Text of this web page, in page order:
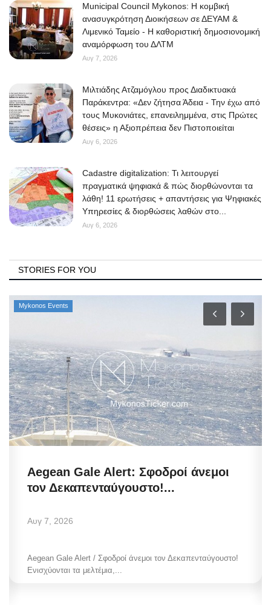
Municipal Council Mykonos: Η κομβική
ανασυγκρότηση Διοικήσεων σε ΔΕΥΑΜ &
Λιμενικό Ταμείο - Η καθοριστική δημοσιονομική
αναμόρφωση του ΔΛΤΜ
Αυγ 7, 2026
Μιλτιάδης Ατζαμόγλου προς Διαδικτυακά
Παράκεντρα: «Δεν ζήτησα Άδεια - Την έχω από
τους Μυκονιάτες, επανειλημμένα, στις Πρώτες
θέσεις» η Αξιοπρέπεια δεν Πιστοποιείται
Αυγ 6, 2026
Cadastre digitalization: Τι λειτουργεί
πραγματικά ψηφιακά & πώς διορθώνονται τα
λάθη! 11 ερωτήσεις + απαντήσεις για Ψηφιακές
Υπηρεσίες & διορθώσεις λαθών στο...
Αυγ 6, 2026
STORIES FOR YOU
Mykonos Events
Aegean Gale Alert: Σφοδροί άνεμοι
τον Δεκαπενταύγουστο!...
Αυγ 7, 2026
Aegean Gale Alert / Σφοδροί άνεμοι τον Δεκαπενταύγουστο!
Ενισχύονται τα μελτέμια,...